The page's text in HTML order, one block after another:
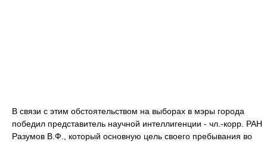
В связи с этим обстоятельством на выборах в мэры города
победил представитель научной интеллигенции - чл.-корр. РАН
Разумов В.Ф., который основную цель своего пребывания во